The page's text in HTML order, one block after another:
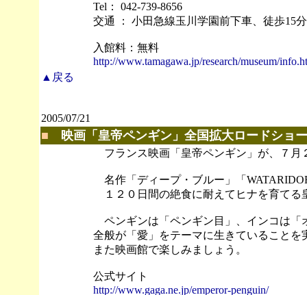
Tel： 042-739-8656
交通 ： 小田急線玉川学園前下車、徒歩15分
入館料：無料
http://www.tamagawa.jp/research/museum/
▲戻る
2005/07/21
■ 映画「皇帝ペンギン」全国拡大ロードショー
フランス映画「皇帝ペンギン」が、７月
名作「ディープ・ブルー」「
１２０日間の絶食に耐えてヒナを育てる
ペンギンは「ペンギン目」、インコは「
全般が「愛」をテーマに生きていること
また映画館で楽しみましょう。
公式サイト
http://www.gaga.ne.jp/emperor-penguin/